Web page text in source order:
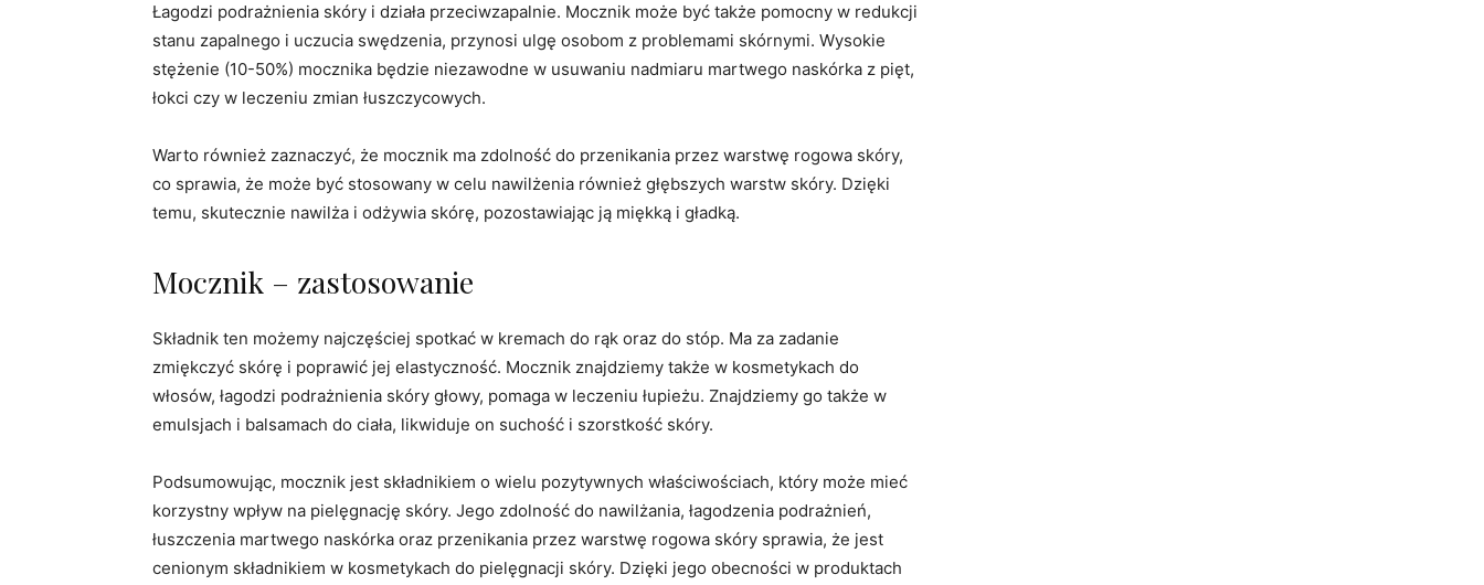
Łagodzi podrażnienia skóry i działa przeciwzapalnie. Mocznik może być także pomocny w redukcji
stanu zapalnego i uczucia swędzenia, przynosi ulgę osobom z problemami skórnymi. Wysokie
stężenie (10-50%) mocznika będzie niezawodne w usuwaniu nadmiaru martwego naskórka z pięt,
łokci czy w leczeniu zmian łuszczycowych.
Warto również zaznaczyć, że mocznik ma zdolność do przenikania przez warstwę rogowa skóry,
co sprawia, że może być stosowany w celu nawilżenia również głębszych warstw skóry. Dzięki
temu, skutecznie nawilża i odżywia skórę, pozostawiając ją miękką i gładką.
Mocznik – zastosowanie
Składnik ten możemy najczęściej spotkać w kremach do rąk oraz do stóp. Ma za zadanie
zmiękczyć skórę i poprawić jej elastyczność. Mocznik znajdziemy także w kosmetykach do
włosów, łagodzi podrażnienia skóry głowy, pomaga w leczeniu łupieżu. Znajdziemy go także w
emulsjach i balsamach do ciała, likwiduje on suchość i szorstkość skóry.
Podsumowując, mocznik jest składnikiem o wielu pozytywnych właściwościach, który może mieć
korzystny wpływ na pielęgnację skóry. Jego zdolność do nawilżania, łagodzenia podrażnień,
łuszczenia martwego naskórka oraz przenikania przez warstwę rogowa skóry sprawia, że jest
cenionym składnikiem w kosmetykach do pielęgnacji skóry. Dzięki jego obecności w produktach